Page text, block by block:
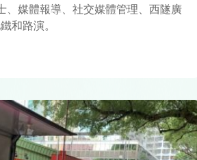
、媒體報導、社交媒體管理、西隧廣
和路演。